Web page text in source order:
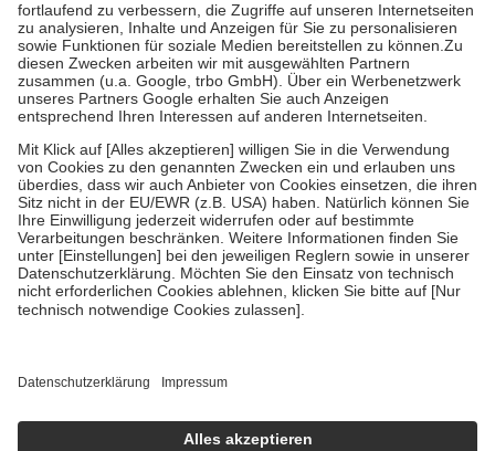
Diese Regeln gelten grundsätzlich auch für Online-Apotheken.
Bei Heilmitteln und häuslicher Krankenpflege beträgt die
Zuzahlung zehn Prozent der Kosten sowie zehn Euro je
Verordnung.
Um das Engagement der Versicherten für ihre eigene Gesundheit zu
stärken und die besondere Stellung der Familie zu unterstützen,
fallenkeine Zuzahlungenan bei:
• Kindern und Jugendlichen bis zum vollendeten 18. Lebensjahr
mit Ausnahme der Fahrkosten
• Untersuchungen zur Vorsorge und Früherkennung, die von der
GKV getragen werden
• empfohlenen Schutzimpfungen
• Harn- und Blutteststreifen
getroffen, um sicherzustellen, dass es sich um echte Bewertungen
https://help.etrusted.com/hc/de/articles/4419944605341